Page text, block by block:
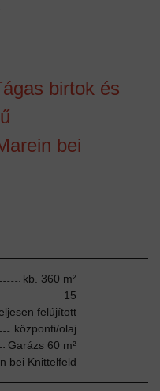
birtok és
bei
kb. 360 m²
15
felújított
központi/olaj
Garázs 60 m²
bei Knittelfeld